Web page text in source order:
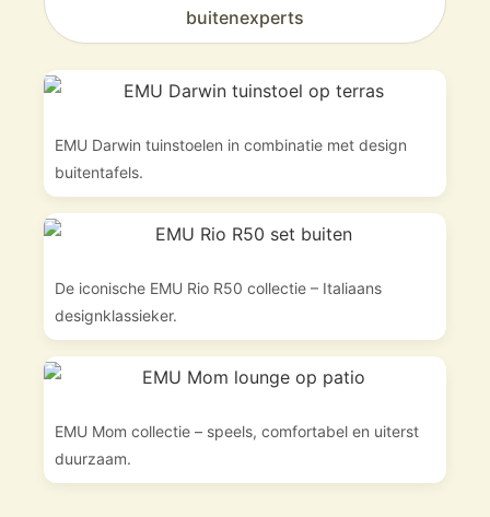
buitenexperts
EMU Darwin tuinstoelen in combinatie met design
buitentafels.
De iconische EMU Rio R50 collectie – Italiaans
designklassieker.
EMU Mom collectie – speels, comfortabel en uiterst
duurzaam.